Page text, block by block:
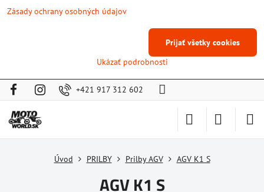
+421 917 312 602
Úvod PRILBY Prilby AGV AGV K1 S
AGV K1 S
Zásady ochrany osobných údajov
Ukázať podrobnosti
Prijať všetky cookies